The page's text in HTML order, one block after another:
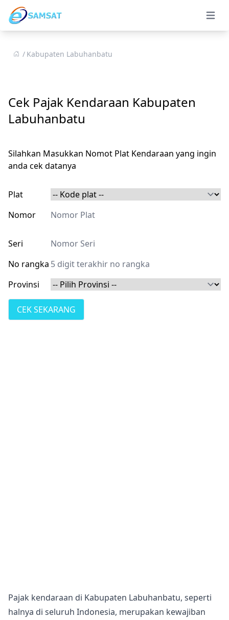
Open
Kabupaten Labuhanbatu
Cek Pajak Kendaraan Kabupaten
Labuhanbatu
Silahkan Masukkan Nomot Plat Kendaraan yang ingin
anda cek datanya
Plat
Nomor
Seri
No rangka
Provinsi
Pajak kendaraan di Kabupaten Labuhanbatu, seperti
halnya di seluruh Indonesia, merupakan kewajiban